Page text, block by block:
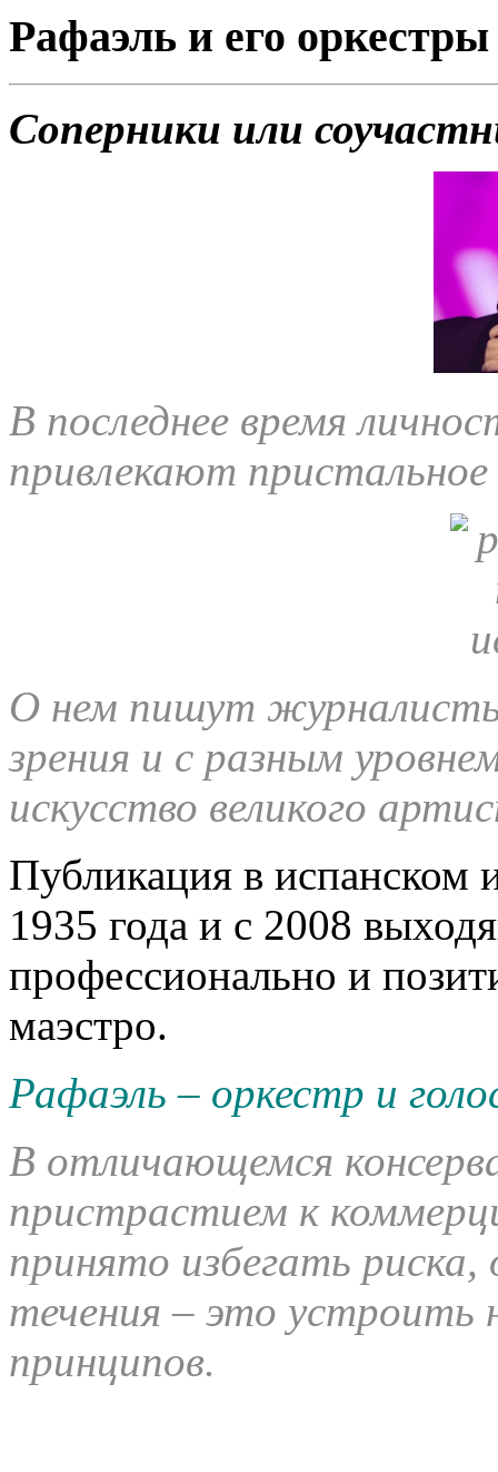
Рафаэль и его оркестры
Соперники или
В последнее время
привлекают
О нем пишут
зрения и с разным
искусство великого
Публикация в испанском
1935 года и с 2008
профессионально и
маэстро.
Рафаэль – оркестр и
В отличающемся
пристрастием к
принято избегать
течения – это
принципов.